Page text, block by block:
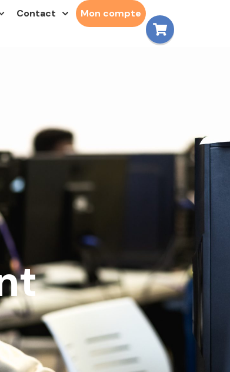
Contact Mon compte